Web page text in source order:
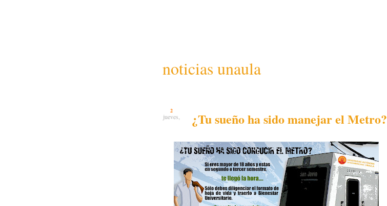
noticias unaula
2
jueves, ¿Tu sueño ha sido manejar el Metro?